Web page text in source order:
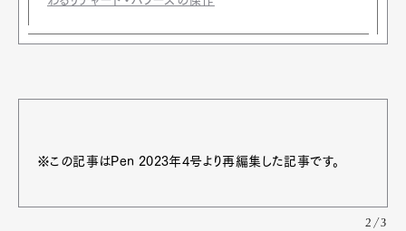
※この記事はPen 2023年4号より再編集した記事です。
2/3